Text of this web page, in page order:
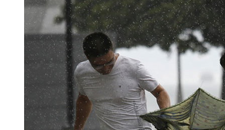
本将永远走不出历史的阴影，
标题: 五部门禁烧钱办晚会
【口播】文艺晚会，已渐渐
近年来文艺晚会的过多过滥，
财政部、文化部、审计署、国
止豪华铺张、提倡节俭办晚会。